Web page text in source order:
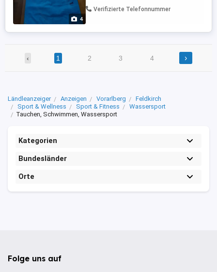
4
Verifizierte Telefonnummer
‹ 1 2 3 4 ›
Ländleanzeiger Anzeigen Vorarlberg
Feldkirch
Sport & Wellness
Sport & Fitness
Wassersport
Tauchen, Schwimmen, Wassersport
Kategorien
Bundesländer
Orte
Folge uns auf